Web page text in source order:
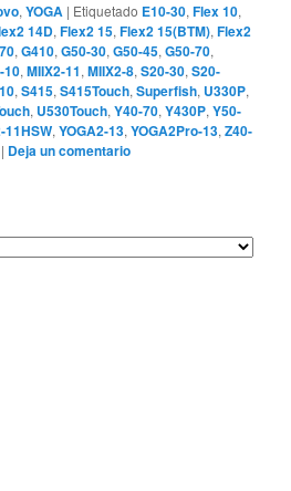
,YOGA | Etiquetado E10-30,Flex 10,
14D,Flex2 15,Flex2 15(BTM),Flex2
,G410,G50-30,G50-45,G50-70,
10,MIIX2-11,MIIX2-8,S20-30,S20-
,S415,S415Touch,Superfish, U330P,
, U530Touch,Y40-70,Y430P,Y50-
11HSW,YOGA2-13,YOGA2Pro-13,Z40-
| Deja un comentario